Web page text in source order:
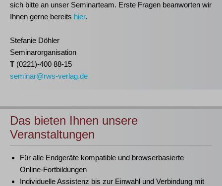
sich bitte an unser Seminarteam. Erste Fragen beanworten wir
Ihnen gerne bereits hier.
Stefanie Döhler
Seminarorganisation
T (0221)-400 88-15
seminar@rws-verlag.de
Das bieten Ihnen unsere
Veranstaltungen
Für alle Endgeräte kompatible und browserbasierte
Online-Fortbildungen
Individuelle Assistenz bis zur Einwahl und Verbindung mit